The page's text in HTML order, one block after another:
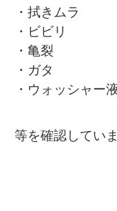
・拭きムラ
・ビビリ
・亀裂
・ガタ
・ウォッシャー
等を確認していま